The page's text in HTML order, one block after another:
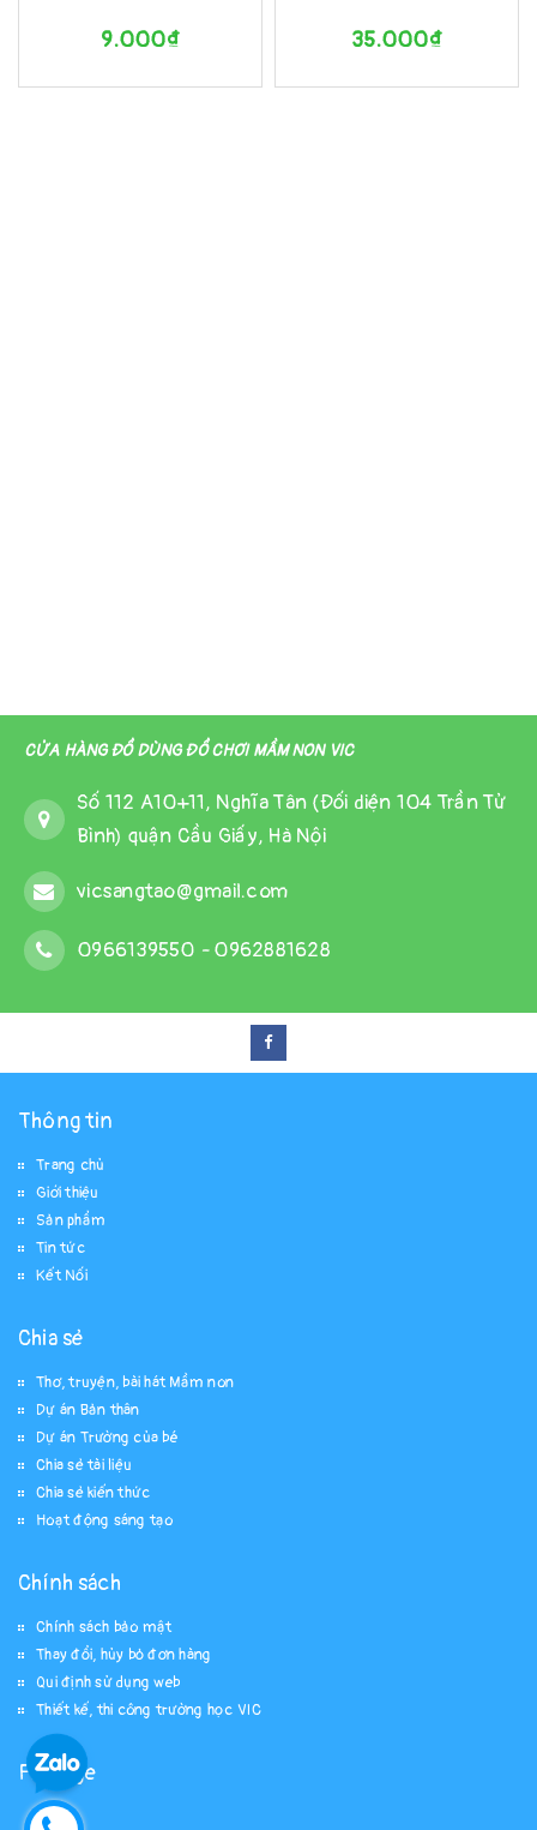
9.000₫
35.000₫
CỬA HÀNG ĐỒ DÙNG ĐỒ CHƠI MẦM NON VIC
Số 112 A10+11, Nghĩa Tân (Đối diện 104 Trần Tử
Bình) quận Cầu Giấy, Hà Nội
vicsangtao@gmail.com
0966139550 -0962881628
Thông tin
Trang chủ
Giới thiệu
Sản phẩm
Tin tức
Kết Nối
Chia sẻ
Thơ, truyện, bài hát Mầm non
Dự án Bản thân
Dự án Trường của bé
Chia sẻ tài liệu
Chia sẻ kiến thức
Hoạt động sáng tạo
Chính sách
Chính sách bảo mật
Thay đổi, hủy bỏ đơn hàng
Qui định sử dụng web
Thiết kế, thi công trường học VIC
Fanpage